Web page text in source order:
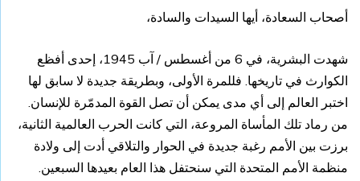
أصحاب السعادة، أيها السيدات والسادة،
شهدت البشرية، في 6 من أغسطس / آب 1945، إحدى أفظع
الكوارث في تاريخها. فللمرة الأولى، وبطريقة جديدة لا سابق لها
اختبر العالم إلى أي مدى يمكن أن تصل القوة المدمّرة للإنسان.
من رماد تلك المأساة المروعة، التي كانت الحرب العالمية الثانية،
برزت بين الأمم رغبة جديدة في الحوار والتلاقي أدت إلى ولادة
منظمة الأمم المتحدة التي سنحتفل هذا العام بعيدها السبعين.